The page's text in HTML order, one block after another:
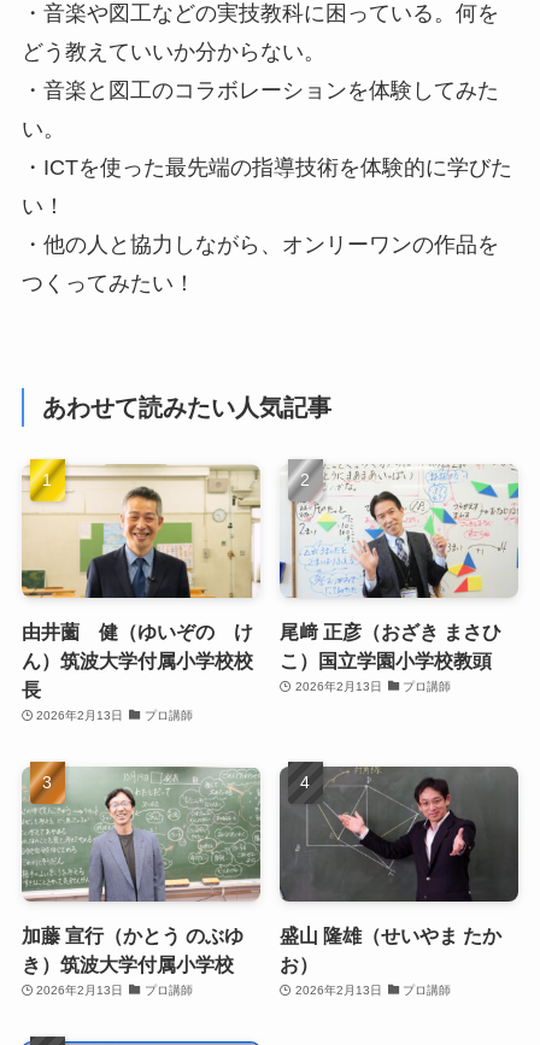
・音楽や図工などの実技教科に困っている。何を
どう教えていいか分からない。
・音楽と図工のコラボレーションを体験してみた
い。
・ICTを使った最先端の指導技術を体験的に学びた
い！
・他の人と協力しながら、オンリーワンの作品を
つくってみたい！
あわせて読みたい人気記事
由井薗 健（ゆいぞの け
ん）筑波大学付属小学校校
長
2026年2月13日 プロ講師
尾﨑 正彦（おざき まさひ
こ）国立学園小学校教頭
2026年2月13日 プロ講師
加藤 宣行（かとう のぶゆ
き）筑波大学付属小学校
2026年2月13日 プロ講師
盛山 隆雄（せいやま たか
お）
2026年2月13日 プロ講師